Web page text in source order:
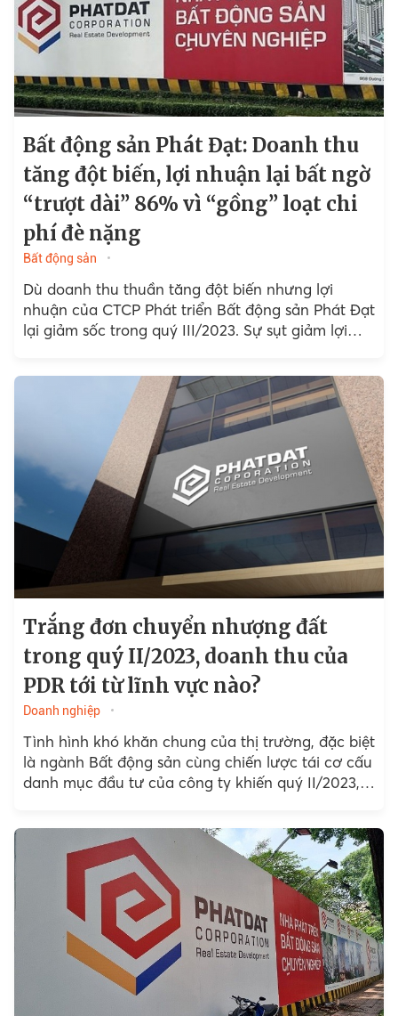
Bất động sản Phát Đạt: Doanh thu
tăng đột biến, lợi nhuận lại bất ngờ
“trượt dài” 86% vì “gồng” loạt chi
phí đè nặng
Bất động sản
Dù doanh thu thuần tăng đột biến nhưng lợi
nhuận của CTCP Phát triển Bất động sản Phát Đạt
lại giảm sốc trong quý III/2023. Sự sụt giảm lợi
Trắng đơn chuyển nhượng đất
trong quý II/2023, doanh thu của
PDR tới từ lĩnh vực nào?
Doanh nghiệp
Tình hình khó khăn chung của thị trường, đặc biệt
là ngành Bất động sản cùng chiến lược tái cơ cấu
danh mục đầu tư của công ty khiến quý II/2023,